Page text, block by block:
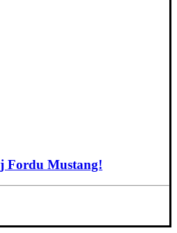
Fordu Mustang!